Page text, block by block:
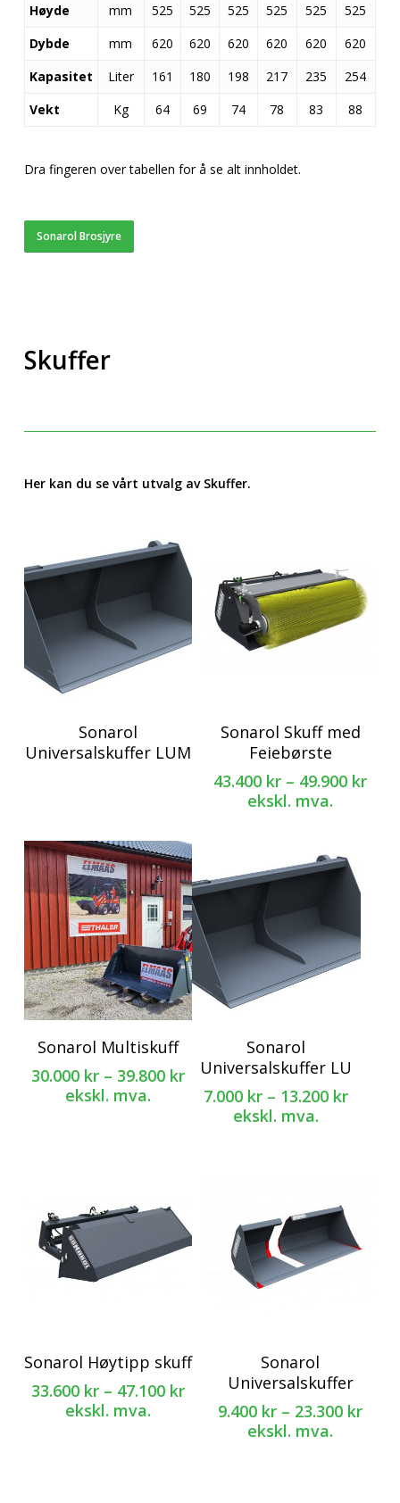
Høyde
mm 525 525 525 525 525
525
Dybde
mm 620 620 620 620 620
620
Kapasitet
Liter 161 180 198 217 235
254
Vekt
Kg 64 69 74 78 83 88
Dra fingeren over tabellen for å se alt innholdet.
Sonarol Brosjyre
Skuffer
Her kan du se vårt utvalg av Skuffer.
Sonarol
Universalskuffer LUM
produktet
flere
varianter.
velges
produktsiden
Sonarol Skuff med
Feiebørste
43.400 kr – 49.900 kr
ekskl. mva.
produktet
har
produktsiden
Sonarol Multiskuff
30.000 kr – 39.800 krPrisområde:
30.000 kr
ekskl. mva.
produktet
har
flere
varianter.
produktsiden
Sonarol
Universalskuffer LU
7.000 kr – 13.200 kr
ekskl. mva.
produktet
har
Sonarol Høytipp skuff
33.600 kr – 47.100 krPrisområde:
33.600 kr
ekskl. mva.
produktet
flere
varianter.
Sonarol
Universalskuffer
9.400 kr – 23.300 kr
ekskl. mva.